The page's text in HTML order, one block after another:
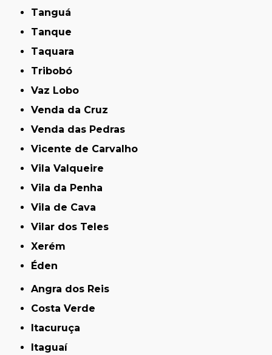
Tanguá
Tanque
Taquara
Tribobó
Vaz Lobo
Venda da Cruz
Venda das Pedras
Vicente de Carvalho
Vila Valqueire
Vila da Penha
Vila de Cava
Vilar dos Teles
Xerém
Éden
Angra dos Reis
Costa Verde
Itacuruça
Itaguaí